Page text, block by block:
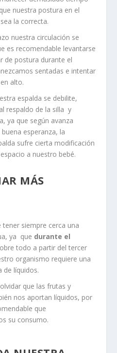
nuestra postura en el
la correcta.
nuestra circulación se
es recomendable levantarse
de postura durante el
sentadas e intentar
alto.
espalda se debilite,
respaldo de la silla y
ya que según avanza
esperanza, la
sufre cierta modificación
a nuestro bebé.
MÁS
tener siempre cerca una
ya que durante el
todo a partir del tercer
organismo requiere una
de líquidos.
que las frutas y
nos aportan líquidos, por
que
su consumo.